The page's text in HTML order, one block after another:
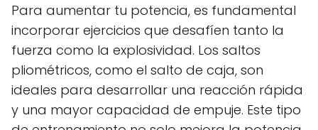
Para aumentar tu potencia, es fundamental
incorporar ejercicios que desafíen tanto la
fuerza como la explosividad. Los saltos
pliométricos, como el salto de caja, son
ideales para desarrollar una reacción rápida
y una mayor capacidad de empuje. Este tipo